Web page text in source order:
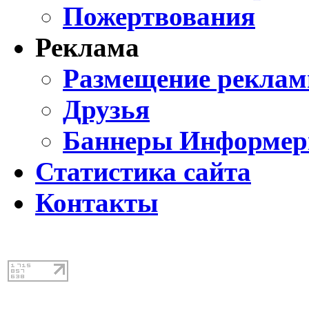
Пожертвования
Реклама
Размещение
Друзья
Баннеры
Статистика сайта
Контакты